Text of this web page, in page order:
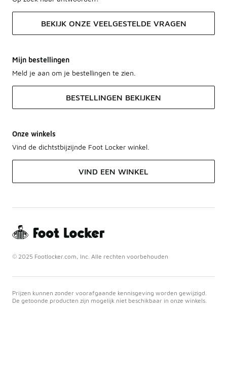
BEKIJK ONZE VEELGESTELDE VRAGEN
Mijn bestellingen
Meld je aan om je bestellingen te zien.
BESTELLINGEN BEKIJKEN
Onze winkels
Vind de dichtstbijzijnde Foot Locker winkel.
VIND EEN WINKEL
© 2025 Footlocker.com, Inc. Alle rechten voorbehouden
Prijzen kunnen zonder voorafgaande kennisgeving worden gewijzigd.
De getoonde producten zijn mogelijk niet beschikbaar in onze winkels.